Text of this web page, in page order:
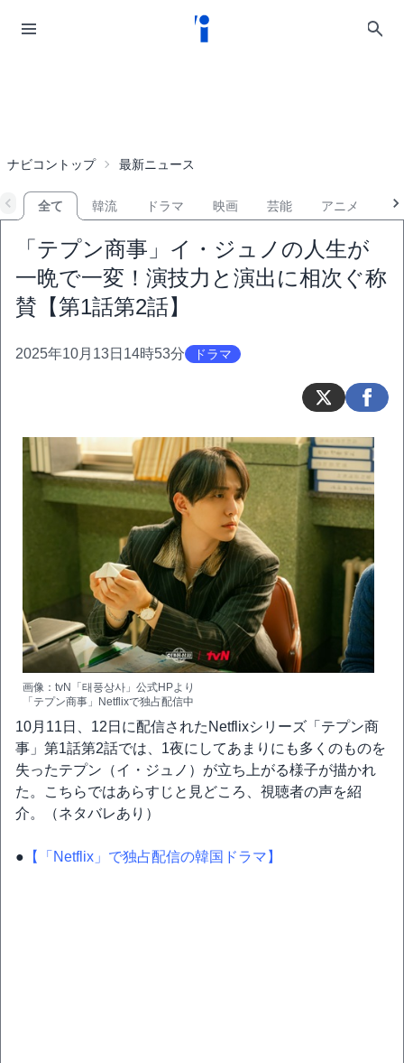
ナビコントップ 最新ニュース
全て 韓流 ドラマ 映画 芸能 アニメ
「テプン商事」イ・ジュノの人生が
一晩で一変！演技力と演出に相次ぐ称
賛【第1話第2話】
2025年10月13日14時53分 ドラマ
画像：tvN「태풍상사」公式HPより
「テプン商事」Netflixで独占配信中
10月11日、12日に配信されたNetflixシリーズ「テプン商
事」第1話第2話では、1夜にしてあまりにも多くのものを
失ったテプン（イ・ジュノ）が立ち上がる様子が描かれ
た。こちらではあらすじと見どころ、視聴者の声を紹
介。（ネタバレあり）
● 【「Netflix」で独占配信の韓国ドラマ】